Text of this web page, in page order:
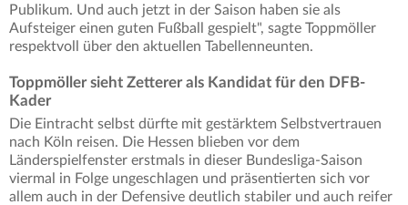
Publikum. Und auch jetzt in der Saison haben sie als
Aufsteiger einen guten Fußball gespielt", sagte Toppmöller
respektvoll über den aktuellen Tabellenneunten.
Toppmöller sieht Zetterer als Kandidat für den DFB-
Kader
Die Eintracht selbst dürfte mit gestärktem Selbstvertrauen
nach Köln reisen. Die Hessen blieben vor dem
Länderspielfenster erstmals in dieser Bundesliga-Saison
viermal in Folge ungeschlagen und präsentierten sich vor
allem auch in der Defensive deutlich stabiler und auch reifer